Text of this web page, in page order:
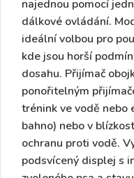
najednou pomocí
dálkové ovládání.
ideální volbou pro
kde jsou horší
dosahu. Přijímač
ponořitelným
trénink ve vodě nebo
bahno) nebo v
ochranu proti vodě.
podsvícený displej s